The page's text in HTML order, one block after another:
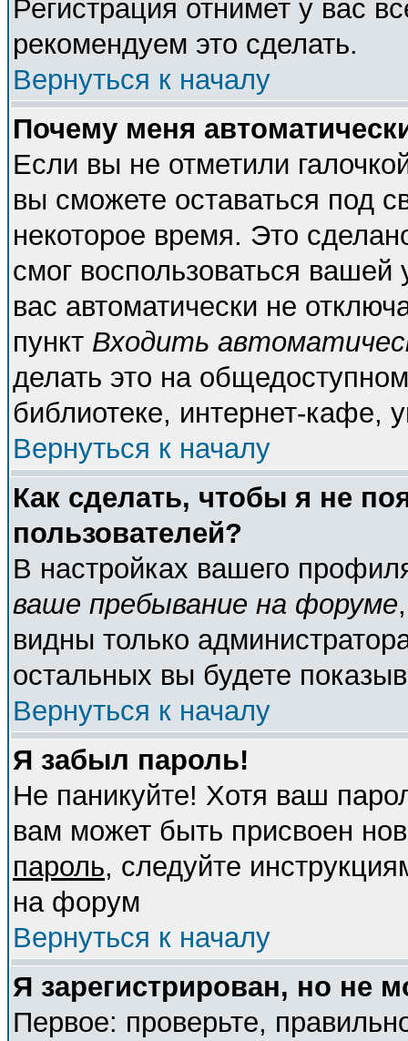
Регистрация отнимет у вас
рекомендуем это сделать.
Вернуться к началу
Почему меня
Если вы не отметили
вы сможете оставаться под
некоторое время. Это
смог воспользоваться
вас автоматически не
пункт Входить
делать это на
библиотеке, интернет-кафе,
Вернуться к началу
Как сделать, чтобы я не
пользователей?
В настройках вашего
ваше пребывание на форуме
видны только
остальных вы будете
Вернуться к началу
Я забыл пароль!
Не паникуйте! Хотя ваш
вам может быть присвоен
пароль, следуйте
на форум
Вернуться к началу
Я зарегистрирован, но не
Первое: проверьте,